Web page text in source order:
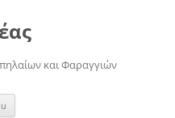
και Φαραγγιών